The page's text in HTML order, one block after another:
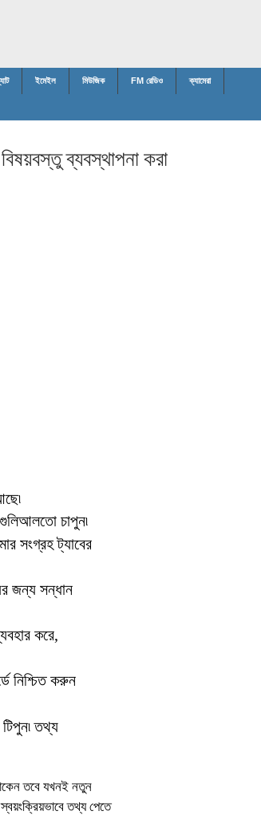
ইমেইল মিউজিক FM রেডিও ক্যামেরা
ব্যবস্থাপনা করা
চাপুন৷
সংগ্রহ ট্যাবের
জন্য সন্ধান
করে,
নিশ্চিত করুন
তথ্য
তবে যখনই নতুন
তথ্য পেতে